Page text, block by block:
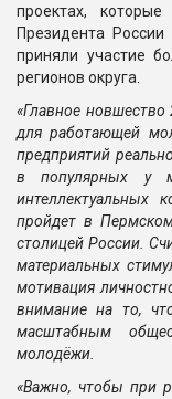
проектах, которые
Президента
приняли участие
регионов округа.
«Главное
для работающей
предприятий
в популярных у
интеллектуальных
пройдет в
столицей России.
материальных
мотивация
внимание на то,
масштабным
молодёжи.
«Важно, чтобы при